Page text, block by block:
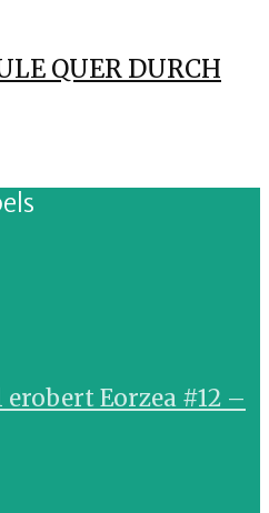
QUER DURCH
Eorzea #12 –